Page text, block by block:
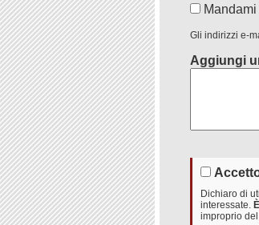
Mandami
Gli indirizzi e-
Aggiungi
Dichiaro di
interessate.
improprio